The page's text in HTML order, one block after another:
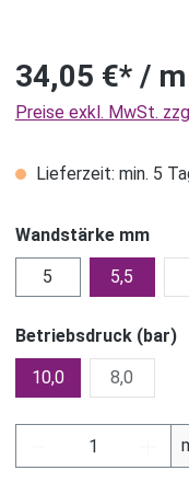
34,05 €* / m
Preise exkl. MwSt.
Lieferzeit: min. 5
Wandstärke mm
5
5,5
Betriebsdruck (bar)
10,0
8,0
Produkt